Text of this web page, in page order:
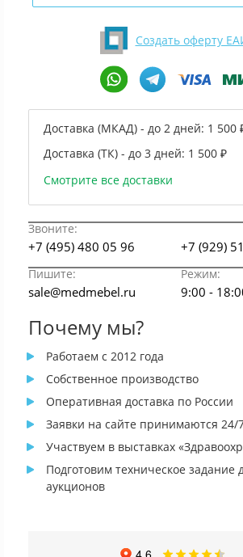
Создать оферту
Доставка (МКАД) - до 2 дней: 1 500
Доставка (ТК) - до 3 дней: 1 500 ₽
Смотрите все доставки
Звоните:
+7 (495) 480 05 96 +7 (929)
Пишите: Режим:
sale@medmebel.ru 9:00 -
Почему мы?
Работаем с 2012 года
Собственное производство
Оперативная доставка по России
Заявки на сайте принимаются 24/
Участвуем в выставках
Подготовим техническое задание
аукционов